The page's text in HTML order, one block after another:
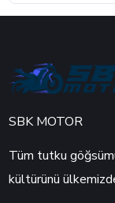
SBK MOTOR
Tüm tutku
kültürünü